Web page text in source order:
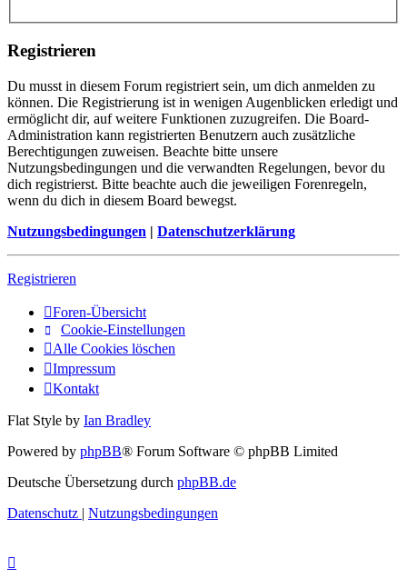
Registrieren
Du musst in diesem Forum registriert sein, um dich anmelden zu
können. Die Registrierung ist in wenigen Augenblicken erledigt und
ermöglicht dir, auf weitere Funktionen zuzugreifen. Die Board-
Administration kann registrierten Benutzern auch zusätzliche
Berechtigungen zuweisen. Beachte bitte unsere
Nutzungsbedingungen und die verwandten Regelungen, bevor du
dich registrierst. Bitte beachte auch die jeweiligen Forenregeln,
wenn du dich in diesem Board bewegst.
Nutzungsbedingungen | Datenschutzerklärung
Registrieren
Foren-Übersicht
Cookie-Einstellungen
Alle Cookies löschen
Impressum
Kontakt
Flat Style by Ian Bradley
Powered by phpBB® Forum Software © phpBB Limited
Deutsche Übersetzung durch phpBB.de
Datenschutz | Nutzungsbedingungen